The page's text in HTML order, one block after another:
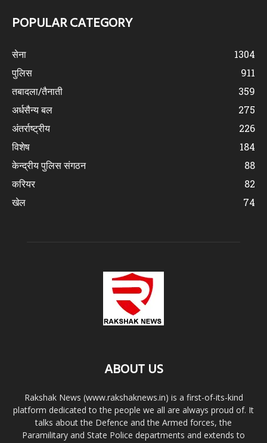
POPULAR CATEGORY
सेना
1304
पुलिस
911
तबादला/तैनाती
359
अर्धसैन्य बल
275
अंतर्राष्ट्रीय
226
विशेष
184
केन्द्रीय पुलिस संगठन
88
करियर
82
खेल
74
ABOUT US
Rakshak News (www.rakshaknews.in) is a first-of-its-kind
platform dedicated to the people we all are always proud of. It
talks about the Defence and the Armed forces, the
Paramilitary and State Police departments and extends to